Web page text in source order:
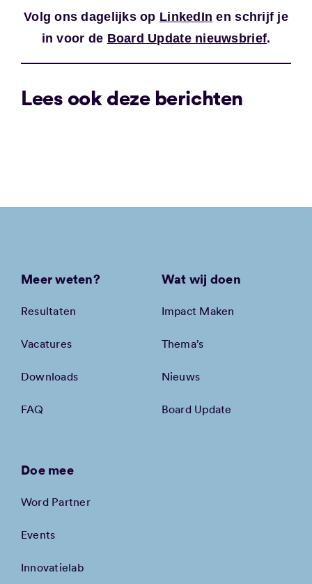
Volg ons dagelijks op LinkedIn en schrijf je
in voor de Board Update nieuwsbrief.
Lees ook deze berichten
Meer weten?
Resultaten
Vacatures
Downloads
FAQ
Wat wij doen
Impact Maken
Thema’s
Nieuws
Board Update
Doe mee
Word Partner
Events
Innovatielab